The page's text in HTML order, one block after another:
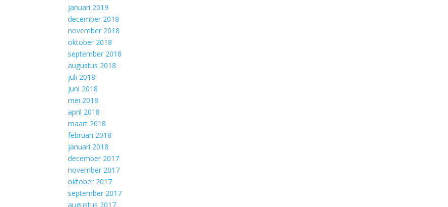
januari 2019
december 2018
november 2018
oktober 2018
september 2018
augustus 2018
juli 2018
juni 2018
mei 2018
april 2018
maart 2018
februari 2018
januari 2018
december 2017
november 2017
oktober 2017
september 2017
augustus 2017